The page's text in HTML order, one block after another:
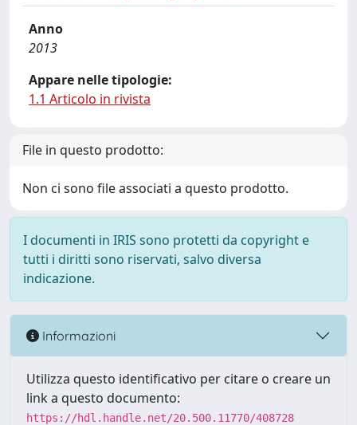
Anno
2013
Appare nelle tipologie:
1.1 Articolo in rivista
File in questo prodotto:
Non ci sono file associati a questo prodotto.
I documenti in IRIS sono protetti da copyright e
tutti i diritti sono riservati, salvo diversa
indicazione.
Informazioni
Utilizza questo identificativo per citare o creare un
link a questo documento:
https://hdl.handle.net/20.500.11770/408728